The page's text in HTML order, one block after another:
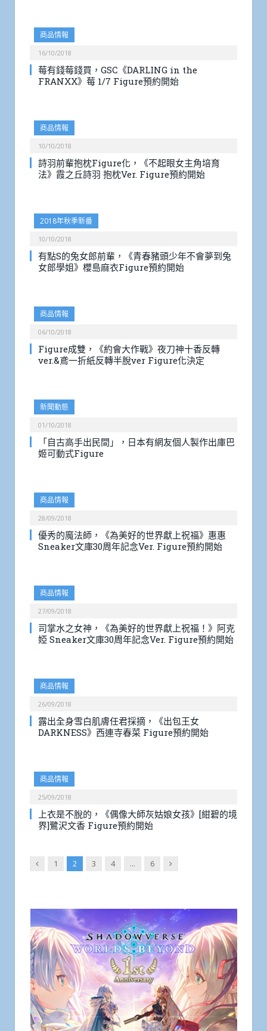
商品情報
16/10/2018
莓有錢莓錢買，GSC《DARLING in the
FRANXX》莓 1/7 Figure預約開始
商品情報
10/10/2018
詩羽前輩抱枕Figure化，《不起眼女主角培育
法》霞之丘詩羽 抱枕Ver. Figure預約開始
2018年秋季新番
10/10/2018
有點S的兔女郎前輩，《青春豬頭少年不會夢到兔
女郎學姐》櫻島麻衣Figure預約開始
商品情報
06/10/2018
Figure成雙，《約會大作戰》夜刀神十香反轉
ver.&鳶一折紙反轉半脫ver Figure化決定
新聞動態
01/10/2018
「自古高手出民間」，日本有網友個人製作出庫巴
姬可動式Figure
商品情報
28/09/2018
優秀的魔法師，《為美好的世界獻上祝福》惠惠
Sneaker文庫30周年記念Ver. Figure預約開始
商品情報
27/09/2018
司掌水之女神，《為美好的世界獻上祝福！》阿克
婭 Sneaker文庫30周年記念Ver. Figure預約開始
商品情報
26/09/2018
露出全身雪白肌膚任君採摘，《出包王女
DARKNESS》西連寺春菜 Figure預約開始
商品情報
25/09/2018
上衣是不脫的，《偶像大師灰姑娘女孩》[紺碧的境
界]鷺沢文香 Figure預約開始
Previous
1 2 3 4 ... 6 Next